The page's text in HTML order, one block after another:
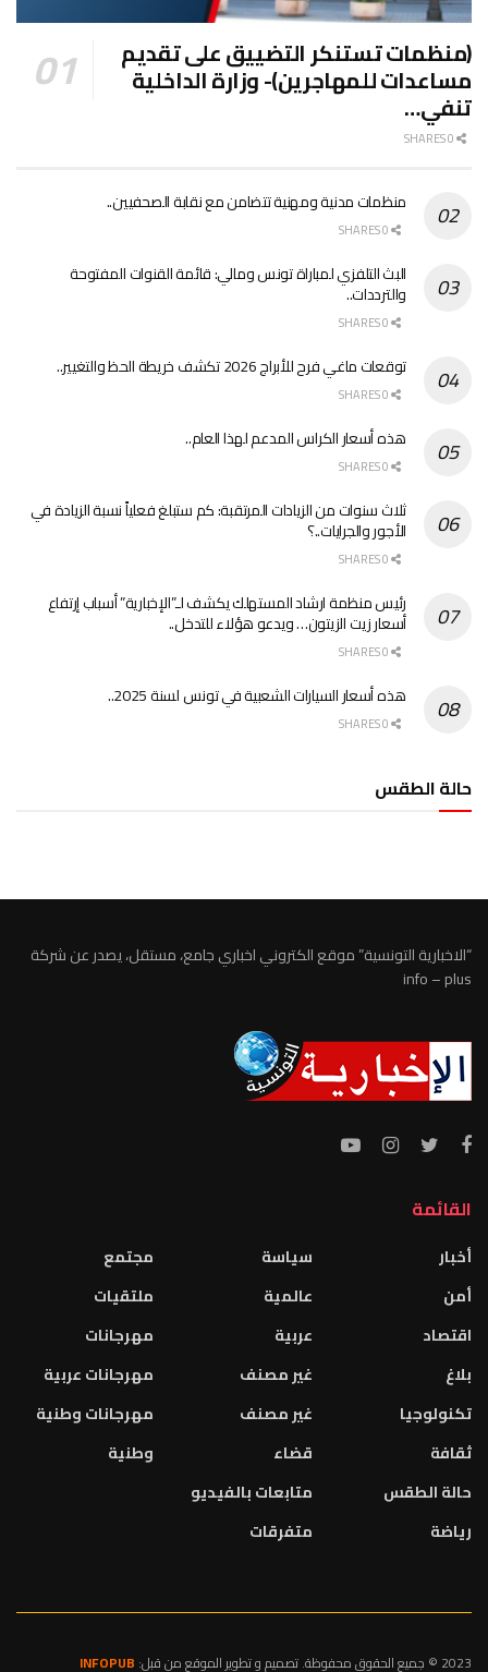
(منظمات تستنكر التضييق على تقديم
مساعدات للمهاجرين)- وزارة الداخلية
تنفي…
منظمات مدنية ومهنية تتضامن مع نقابة الصحفيين..
البث التلفزي لمباراة تونس ومالي: قائمة القنوات المفتوحة
والترددات..
توقعات ماغي فرح للأبراج 2026 تكشف خريطة الحظ والتغيير..
هذه أسعار الكراس المدعم لهذا العام..
ثلاث سنوات من الزيادات المرتقبة: كم ستبلغ فعلياً نسبة الزيادة في
الأجور والجرايات..؟
رئيس منظمة ارشاد المستهلك يكشف لـ”الإخبارية” أسباب إرتفاع
أسعار زيت الزيتون… ويدعو هؤلاء للتدخل..
هذه أسعار السيارات الشعبية في تونس لسنة 2025..
حالة الطقس
“الاخبارية التونسية” موقع الكتروني اخباري جامع، مستقل، يصدر عن شركة
info – plus
القائمة
أخبار
أمن
اقتصاد
بلاغ
تكنولوجيا
ثقافة
حالة الطقس
رياضة
سياسة
عالمية
عربية
غير مصنف
غير مصنف
قضاء
متابعات بالفيديو
متفرقات
مجتمع
ملتقيات
مهرجانات
مهرجانات عربية
مهرجانات وطنية
وطنية
2023 © جميع الحقوق محفوظة. تصميم و تطوير الموقع من قبل: INFOPUB